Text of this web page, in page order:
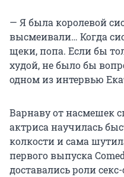
— Я была королевой
высмеивали… Когда
щеки, попа. Если бы
худой, не было бы
одном из интервью
Варнаву от насмешек
актриса научилась
колкости и сама
первого выпуска
доставались роли